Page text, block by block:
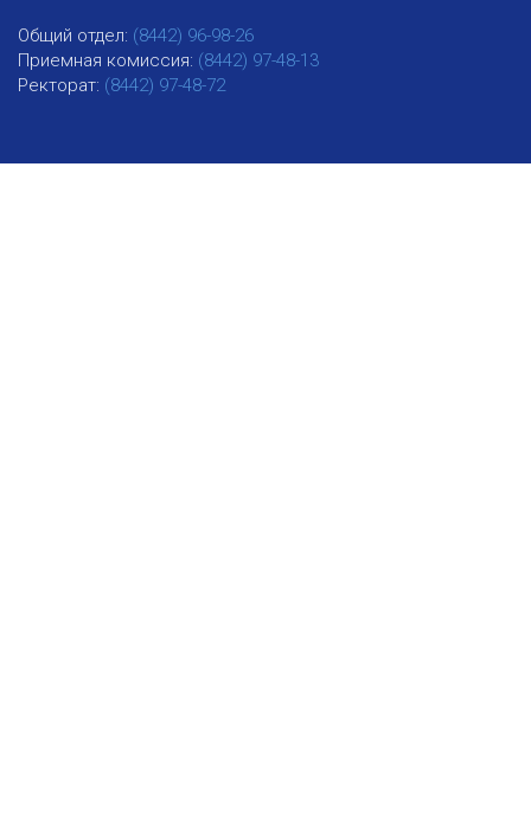
Общий отдел: (8442) 96-98-26
Приемная комиссия: (8442) 97-48-13
Ректорат: (8442) 97-48-72